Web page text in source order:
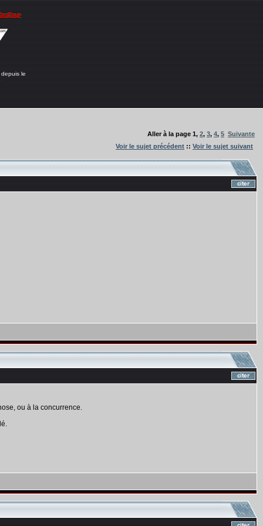
le
Aller à la page 1, 2, 3, 4, 5 Suivante
Voir le sujet précédent :: Voir le sujet suivant
ou à la concurrence.